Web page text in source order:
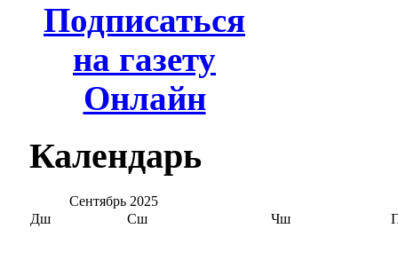
Подписаться
на газету
Онлайн
Календарь
Сентябрь 2025
Дш
Сш Чш